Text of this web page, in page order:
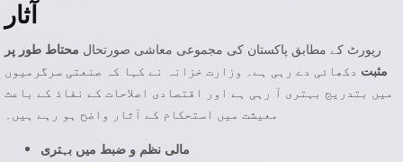
آثار
رپورٹ کے مطابق پاکستان کی مجموعی معاشی صورتحال محتاط طور پر
مثبت دکھائی دے رہی ہے۔ وزارت خزانہ نے کہا کہ صنعتی سرگرمیوں
میں بتدریج بہتری آ رہی ہے اور اقتصادی اصلاحات کے نفاذ کے باعث
معیشت میں استحکام کے آثار واضح ہو رہے ہیں۔
مالی نظم و ضبط میں بہتری